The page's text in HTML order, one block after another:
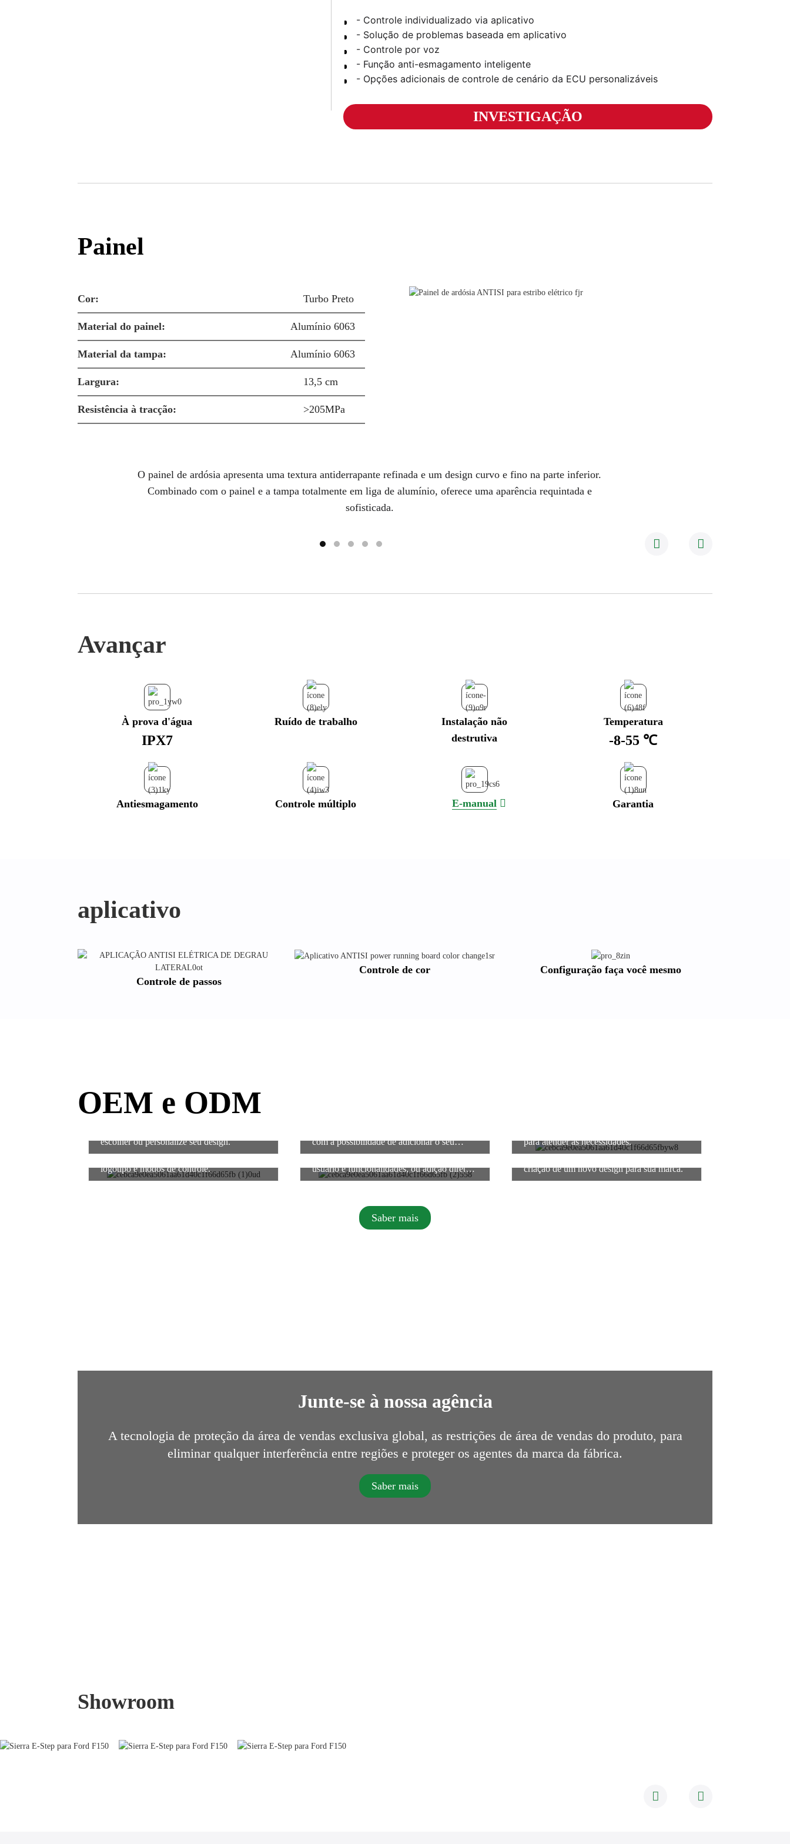
- Controle individualizado via aplicativo
- Solução de problemas baseada em aplicativo
- Controle por voz
- Função anti-esmagamento inteligente
- Opções adicionais de controle de cenário da ECU personalizáveis
INVESTIGAÇÃO
Painel
Cor: Turbo Preto
Material do painel: Alumínio 6063
Material da tampa: Alumínio 6063
Largura: 13,5 cm
Resistência à tracção: >205MPa
O painel de ardósia apresenta uma textura antiderrapante refinada e um design curvo e fino na parte inferior.
Combinado com o painel e a tampa totalmente em liga de alumínio, oferece uma aparência requintada e
sofisticada.
Avançar
À prova d'água
IPX7
Ruído de trabalho
Instalação não
destrutiva
Temperatura
-8-55 ℃
Antiesmagamento Controle múltiplo E-manual Garantia
aplicativo
Controle de passos
Controle de cor Configuração faça você mesmo
OEM e ODM
escolher ou personalize seu design.
com a possibilidade de adicionar o seu
logotipo.
para atender às necessidades.
logotipo e modos de controle.
usuário e funcionalidades, ou adição direta
de logotipo.
criação de um novo design para sua marca.
Saber mais
Junte-se à nossa agência
A tecnologia de proteção da área de vendas exclusiva global, as restrições de área de vendas do produto, para
eliminar qualquer interferência entre regiões e proteger os agentes da marca da fábrica.
Saber mais
Showroom